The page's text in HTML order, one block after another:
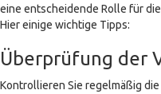
eine entscheidende Rolle für
Hier einige wichtige Tipps:
Überprüfung der
Kontrollieren Sie regelmäßig